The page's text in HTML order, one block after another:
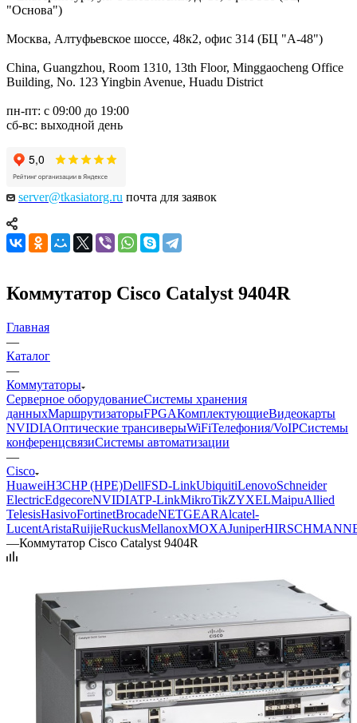
"Основа")
Москва, Алтуфьевское шоссе, 48к2, офис 314 (БЦ "А-48")
China, Guangzhou, Room 1310, 13th Floor, Minggaocheng Office
Building, No. 123 Yingbin Avenue, Huadu District
пн-пт: с 09:00 до 19:00
сб-вс: выходной день
server@tkasiatorg.ru почта для заявок
Коммутатор Cisco Catalyst 9404R
Главная
—
Каталог
—
Коммутаторы
Серверное оборудованиеСистемы хранения
данныхМаршрутизаторыFPGAКомплектующиеВидеокарты
NVIDIAОптические трансиверыWiFiТелефония/VoIPСистемы
конференцсвязиСистемы автоматизации
—
Cisco
HuaweiH3CHP (HPE)DellFSD-LinkUbiquitiLenovoSchneider
ElectricEdgecoreNVIDIATP-LinkMikroTikZYXELMaipuAllied
TelesisHasivoFortinetBrocadeNETGEARAlcatel-
LucentAristaRuijieRuckusMellanoxMOXAJuniperHIRSCHMANN
—Коммутатор Cisco Catalyst 9404R